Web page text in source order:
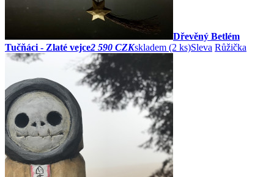
Dřevěný Betlém
Tučňáci - Zlaté vejce2 590 CZKskladem (2 ks)Sleva Růžička